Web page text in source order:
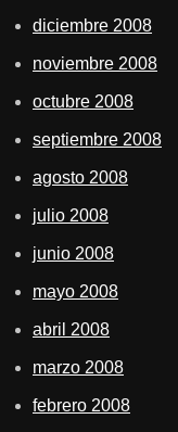
diciembre 2008
noviembre 2008
octubre 2008
septiembre 2008
agosto 2008
julio 2008
junio 2008
mayo 2008
abril 2008
marzo 2008
febrero 2008